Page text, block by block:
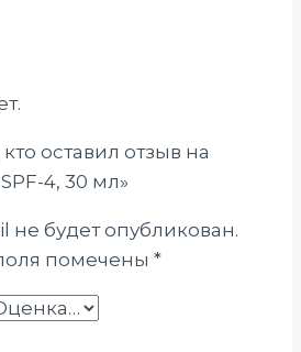
оставил отзыв на
4, 30 мл»
не будет опубликован.
помечены *